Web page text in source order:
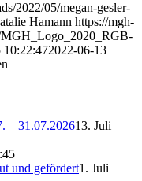
2022/05/megan-gesler-
Hamann https://mgh-
MGH_Logo_2020_RGB-
10:22:472022-06-13
– 31.07.202613. Juli
und gefördert1. Juli